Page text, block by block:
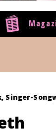
Singer-